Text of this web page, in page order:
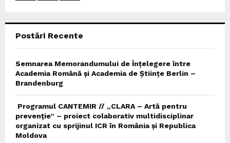
Postări Recente
Semnarea Memorandumului de Înțelegere între
Academia Română și Academia de Științe Berlin –
Brandenburg
Programul CANTEMIR // „CLARA – Artă pentru
prevenție” – proiect colaborativ multidisciplinar
organizat cu sprijinul ICR în România și Republica
Moldova